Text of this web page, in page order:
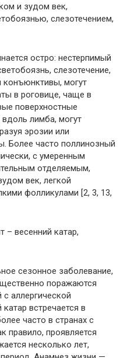
и зудом век,
слезотечением,
остро: нестерпимый
слезотечение,
конъюнктивы, могут
в роговице, чаще в
поверхностные
лимба, могут
эрозии или
Более часто поллинозный
с умеренным
отделяемым,
век, легкой
фолликулами [2, 3, 13,
– весенний катар,
сезонное заболевание,
поражаются
аллергической
встречается в
часто в странах с
правило, проявляется
несколько лет,